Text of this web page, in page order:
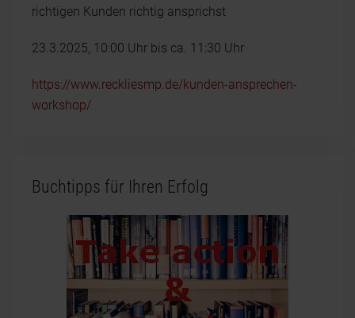
richtigen Kunden richtig ansprichst
23.3.2025, 10:00 Uhr bis ca. 11:30 Uhr
https://www.reckliesmp.de/kunden-ansprechen-
workshop/
Buchtipps für Ihren Erfolg